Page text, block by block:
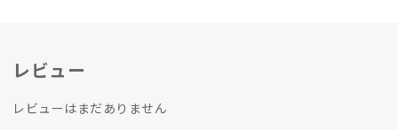
た『○○が得意/好きな人』が少ないとも感じます。
った『○○』を落とし込めたら嬉しいな～という思いで興味を
レビュー
レビューはまだありません